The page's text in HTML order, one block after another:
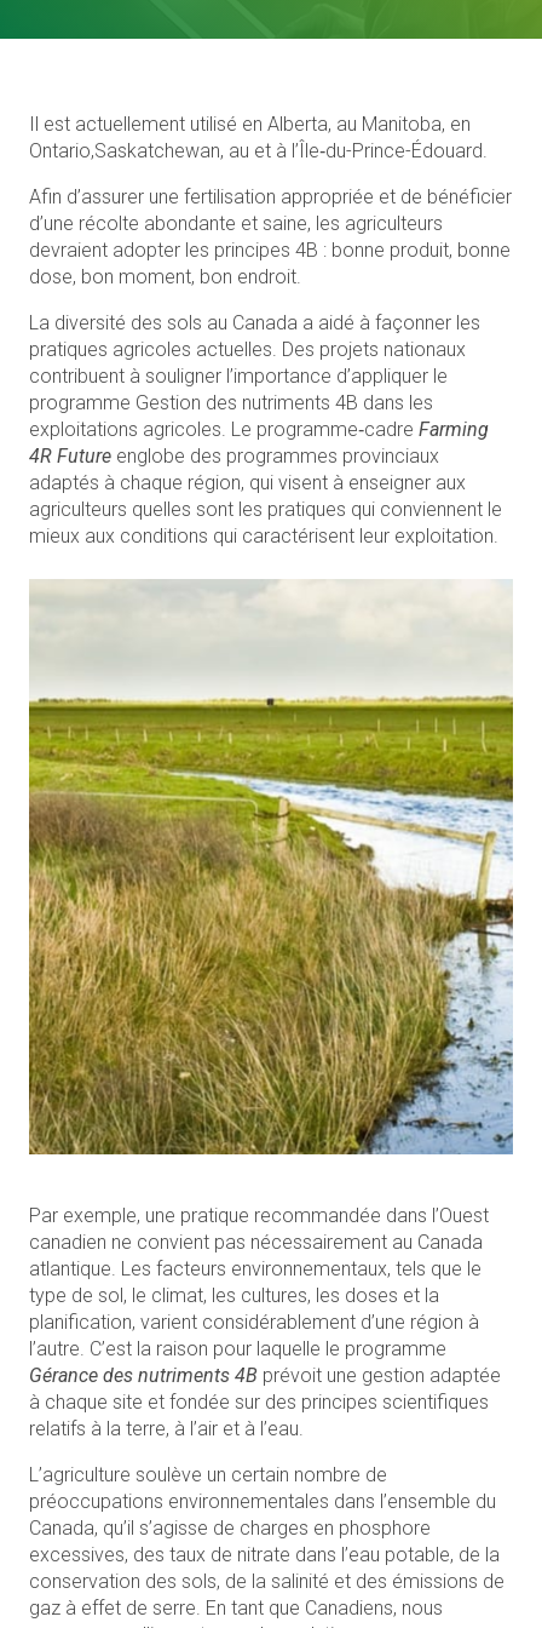
Il est actuellement utilisé en Alberta, au Manitoba, en
Ontario,Saskatchewan, au et à l’Île‑du-Prince-Édouard.
Afin d’assurer une fertilisation appropriée et de bénéficier
d’une récolte abondante et saine, les agriculteurs
devraient adopter les principes 4B : bonne produit, bonne
dose, bon moment, bon endroit.
La diversité des sols au Canada a aidé à façonner les
pratiques agricoles actuelles. Des projets nationaux
contribuent à souligner l’importance d’appliquer le
programme Gestion des nutriments 4B dans les
exploitations agricoles. Le programme‑cadre Farming
4R Future englobe des programmes provinciaux
adaptés à chaque région, qui visent à enseigner aux
agriculteurs quelles sont les pratiques qui conviennent le
mieux aux conditions qui caractérisent leur exploitation.
Par exemple, une pratique recommandée dans l’Ouest
canadien ne convient pas nécessairement au Canada
atlantique. Les facteurs environnementaux, tels que le
type de sol, le climat, les cultures, les doses et la
planification, varient considérablement d’une région à
l’autre. C’est la raison pour laquelle le programme
Gérance des nutriments 4B prévoit une gestion adaptée
à chaque site et fondée sur des principes scientifiques
relatifs à la terre, à l’air et à l’eau.
L’agriculture soulève un certain nombre de
préoccupations environnementales dans l’ensemble du
Canada, qu’il s’agisse de charges en phosphore
excessives, des taux de nitrate dans l’eau potable, de la
conservation des sols, de la salinité et des émissions de
gaz à effet de serre. En tant que Canadiens, nous